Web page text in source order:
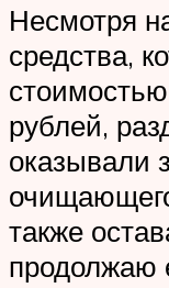
Несмотря
средства,
рублей,
оказывали
также
продолжаю